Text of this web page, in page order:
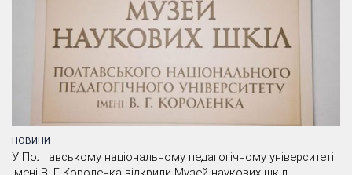
НОВИНИ
У Полтавському національному педагогічному університеті